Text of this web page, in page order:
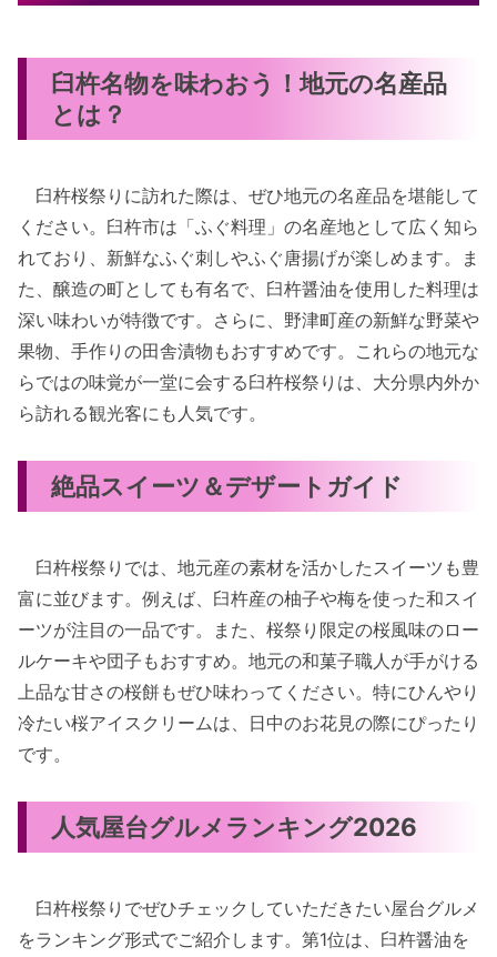
臼杵名物を味わおう！地元の名産品
とは？
臼杵桜祭りに訪れた際は、ぜひ地元の名産品を堪能して
ください。臼杵市は「ふぐ料理」の名産地として広く知ら
れており、新鮮なふぐ刺しやふぐ唐揚げが楽しめます。ま
た、醸造の町としても有名で、臼杵醤油を使用した料理は
深い味わいが特徴です。さらに、野津町産の新鮮な野菜や
果物、手作りの田舎漬物もおすすめです。これらの地元な
らではの味覚が一堂に会する臼杵桜祭りは、大分県内外か
ら訪れる観光客にも人気です。
絶品スイーツ＆デザートガイド
臼杵桜祭りでは、地元産の素材を活かしたスイーツも豊
富に並びます。例えば、臼杵産の柚子や梅を使った和スイ
ーツが注目の一品です。また、桜祭り限定の桜風味のロー
ルケーキや団子もおすすめ。地元の和菓子職人が手がける
上品な甘さの桜餅もぜひ味わってください。特にひんやり
冷たい桜アイスクリームは、日中のお花見の際にぴったり
です。
人気屋台グルメランキング2026
臼杵桜祭りでぜひチェックしていただきたい屋台グルメ
をランキング形式でご紹介します。第1位は、臼杵醤油を